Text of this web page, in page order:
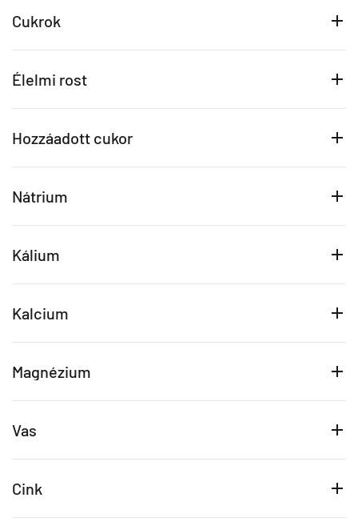
Cukrok
Élelmi rost
Hozzáadott cukor
Nátrium
Kálium
Kalcium
Magnézium
Vas
Cink